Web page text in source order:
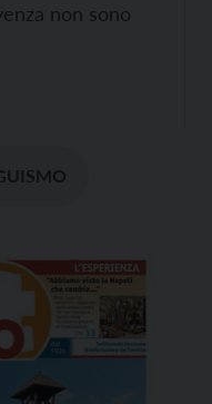
non sono